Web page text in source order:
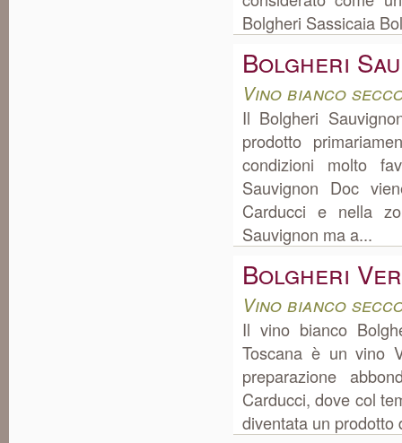
Bolgheri Sassicaia
Bolgheri
Vino bianco
Il Bolgheri
prodotto
condizioni molto
Sauvignon Doc
Carducci e nella
Sauvignon ma a...
Bolgheri
Vino bianco
Il vino bianco
Toscana è un vino
preparazione
Carducci, dove col
diventata un prodotto